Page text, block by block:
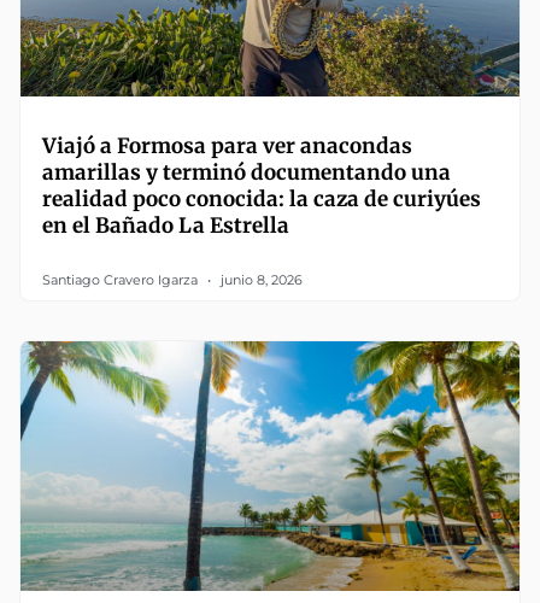
Viajó a Formosa para ver anacondas
amarillas y terminó documentando una
realidad poco conocida: la caza de curiyúes
en el Bañado La Estrella
Santiago Cravero Igarza junio 8, 2026